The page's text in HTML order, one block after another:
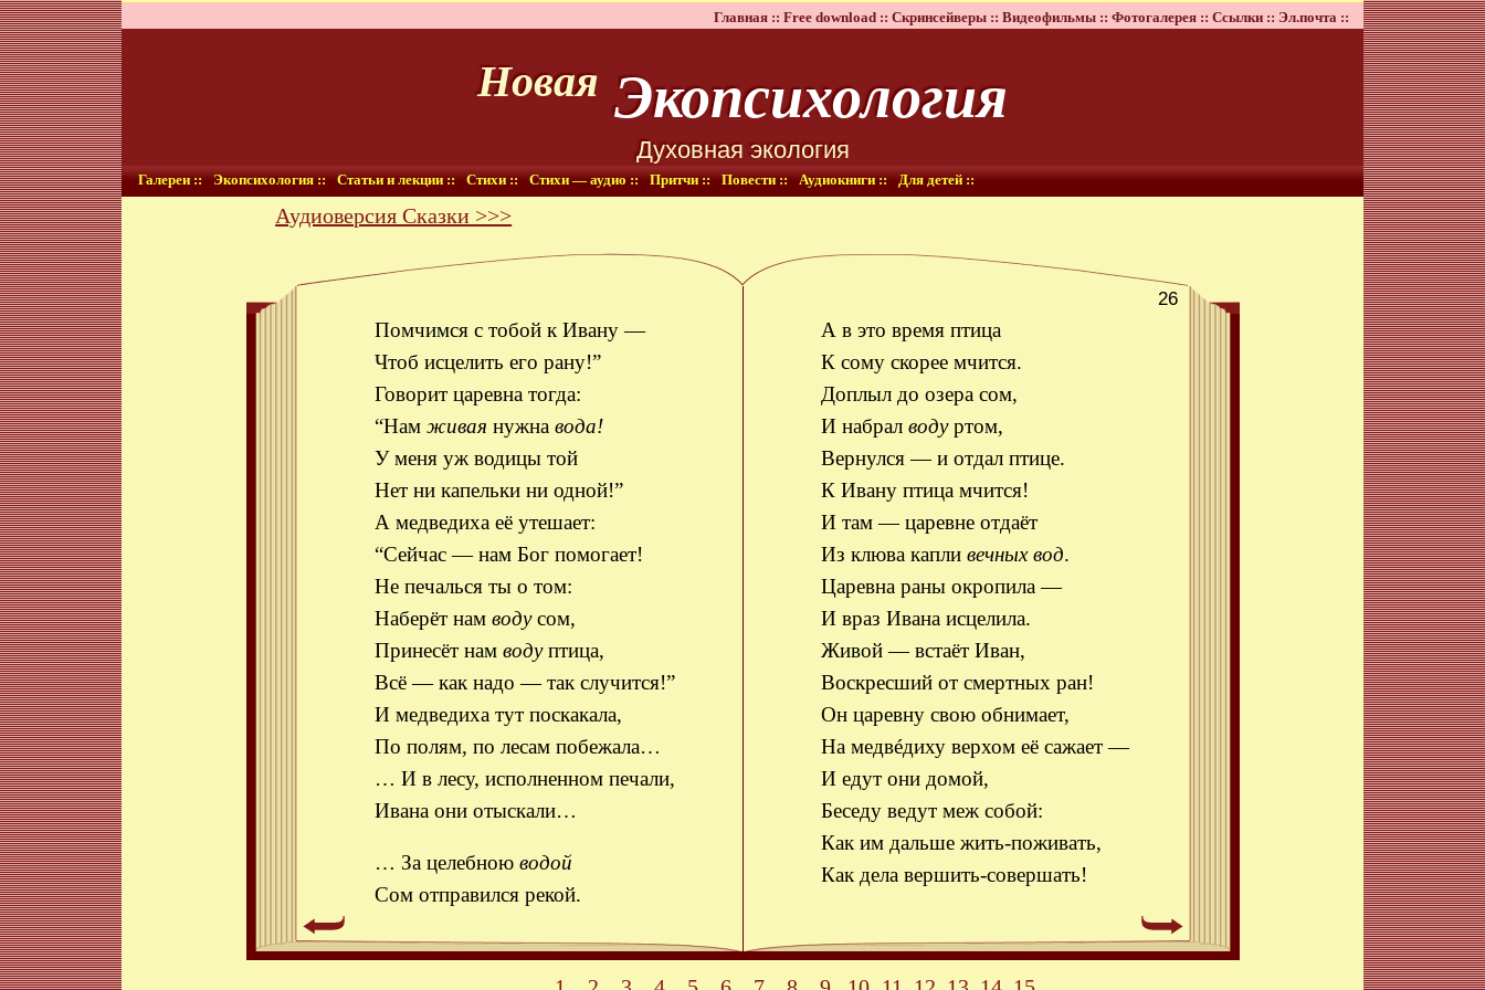
Главная :: Free download :: Скринсейверы :: Видеофильмы :: Фотогалерея :: Ссылки :: Эл.почта ::
Новая Экопсихология
Духовная экология
Галереи :: Экопсихология :: Статьи и лекции :: Стихи :: Стихи — аудио :: Притчи :: Повести :: Аудиокниги :: Для детей ::
Аудиоверсия Сказки >>>
26
Помчимся с тобой к Ивану —
Чтоб исцелить его рану!”
Говорит царевна тогда:
“Нам живая нужна вода!
У меня уж водицы той
Нет ни капельки ни одной!”
А медведиха её утешает:
“Сейчас — нам Бог помогает!
Не печалься ты о том:
Наберёт нам водусом,
Принесёт нам водуптица,
Всё — как надо — так случится!”
И медведиха тут поскакала,
По полям, по лесам побежала…
… И в лесу, исполненном печали,
Ивана они отыскали…
… За целебною водой
Сом отправился рекой.
А в это время птица
К сому скорее мчится.
Доплыл до озера сом,
И набрал водуртом,
Вернулся — и отдал птице.
К Ивану птица мчится!
И там — царевне отдаёт
Из клюва капли вечных вод.
Царевна раны окропила —
И враз Ивана исцелила.
Живой — встаёт Иван,
Воскресший от смертных ран!
Он царевну свою обнимает,
На медвéдиху верхом её сажает —
И едут они домой,
Беседу ведут меж собой:
Как им дальше жить-поживать,
Как дела вершить-совершать!